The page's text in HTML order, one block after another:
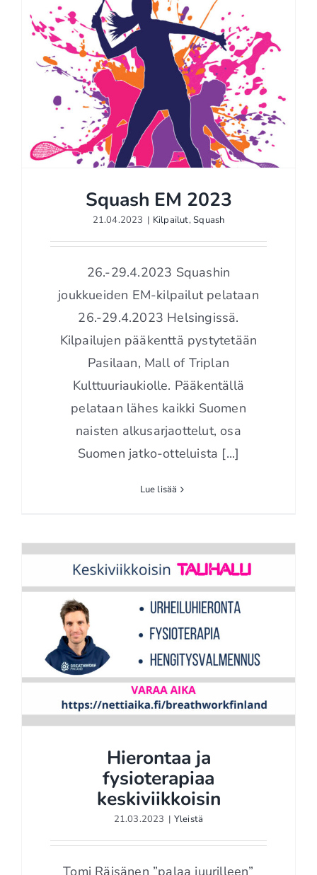
Squash EM 2023
Squash EM 2023
21.04.2023 | Kilpailut,Squash
26.-29.4.2023 Squashin
joukkueiden EM-kilpailut pelataan
26.-29.4.2023 Helsingissä.
Kilpailujen pääkenttä pystytetään
Pasilaan, Mall of Triplan
Kulttuuriaukiolle. Pääkentällä
pelataan lähes kaikki Suomen
naisten alkusarjaottelut, osa
Suomen jatko-otteluista [...]
Lue lisää
Hierontaa ja fysioterapiaa
keskiviikkoisin
Hierontaa ja
fysioterapiaa
keskiviikkoisin
21.03.2023 | Yleistä
Tomi Räisänen ”palaa juurilleen”